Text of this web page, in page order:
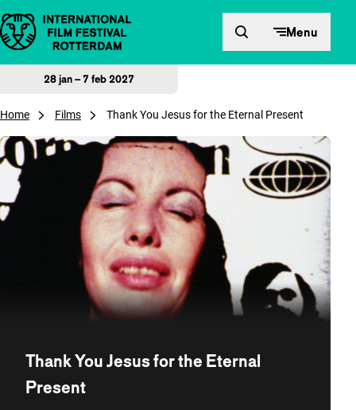
Direct naar inhoud Menu
28 jan – 7 feb 2027
Home Films Thank You Jesus for the Eternal Present
Thank You Jesus for the Eternal
Present